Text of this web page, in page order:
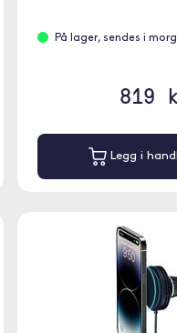
På lager, sendes i
819
Legg i